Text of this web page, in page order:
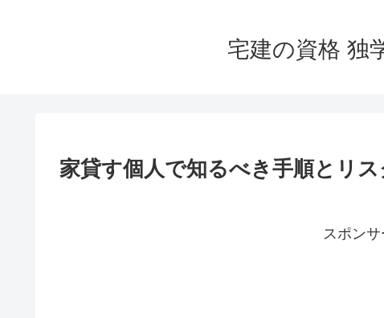
宅建の資格 独
家貸す個人で知るべき手順とリ
スポン